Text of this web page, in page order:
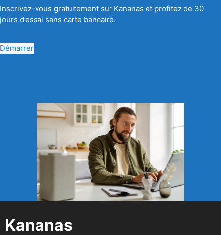
Inscrivez-vous gratuitement sur Kananas et profitez de 30
jours d’essai sans carte bancaire.
Démarrer
Kananas